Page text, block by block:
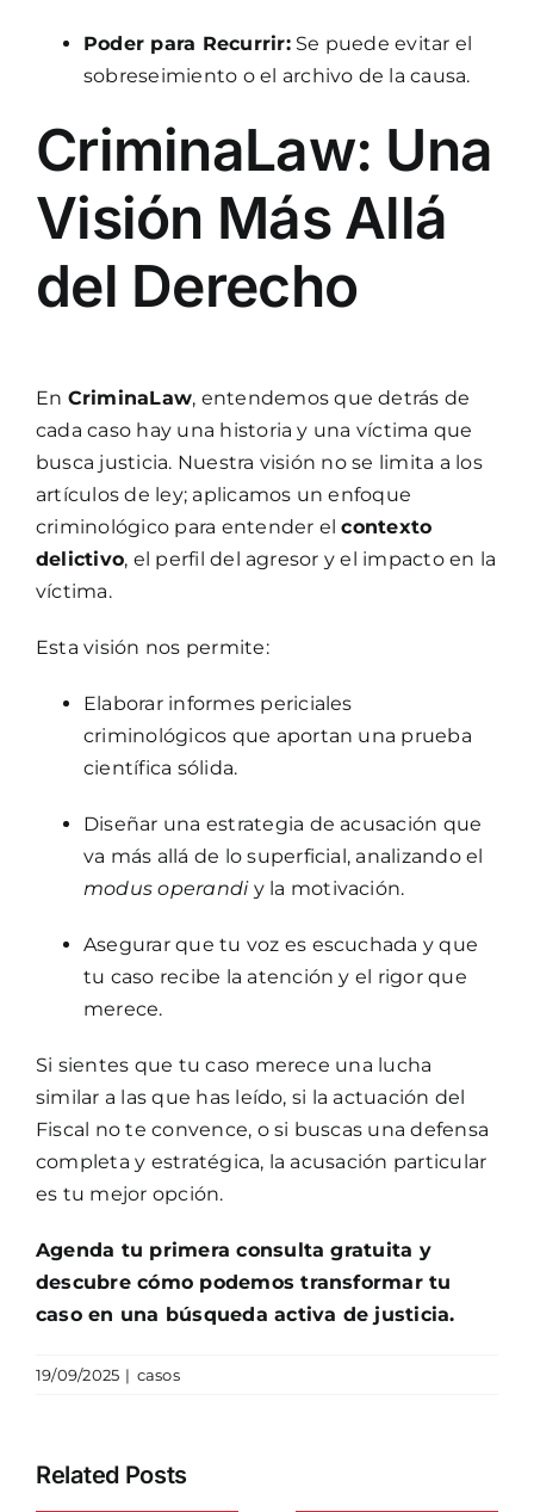
Poder para Recurrir:Se puede evitar el
sobreseimiento o el archivo de la causa.
CriminaLaw: Una
Visión Más Allá
del Derecho
En CriminaLaw, entendemos que detrás de
cada caso hay una historia y una víctima que
busca justicia. Nuestra visión no se limita a los
artículos de ley; aplicamos un enfoque
criminológico para entender elcontexto
delictivo, el perfil del agresor y el impacto en la
víctima.
Esta visión nos permite:
Elaborar informes periciales
criminológicos que aportan una prueba
científica sólida.
Diseñar una estrategia de acusación que
va más allá de lo superficial, analizando el
modus operandiy la motivación.
Asegurar que tu voz es escuchada y que
tu caso recibe la atención y el rigor que
merece.
Si sientes que tu caso merece una lucha
similar a las que has leído, si la actuación del
Fiscal no te convence, o si buscas una defensa
completa y estratégica, la acusación particular
es tu mejor opción.
Agenda tu primera consulta gratuita y
descubre cómo podemos transformar tu
caso en una búsqueda activa de justicia.
19/09/2025 | casos
Related Posts